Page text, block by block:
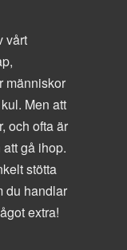
vårt
människor
Men att
och ofta är
gå ihop.
stötta
du handlar
extra!